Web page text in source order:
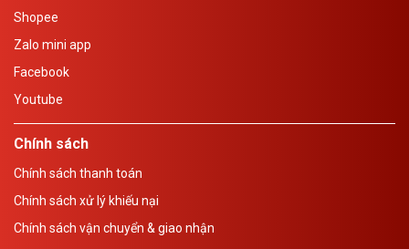
Shopee
Zalo mini app
Facebook
Youtube
Chính sách
Chính sách thanh toán
Chính sách xử lý khiếu nại
Chính sách vận chuyển & giao nhận